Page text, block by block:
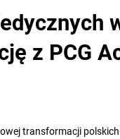
z PCG
transformacji